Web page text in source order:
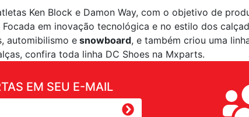
Ken Block e Damon Way, com o objetivo de
em inovação tecnológica e no estilo dos
automibilismo esnowboard, e também criou uma
confira toda linha DC Shoes na Mxparts.
EM SEU E-MAIL